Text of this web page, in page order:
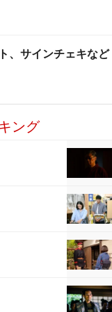
、サインチェキなど
ング